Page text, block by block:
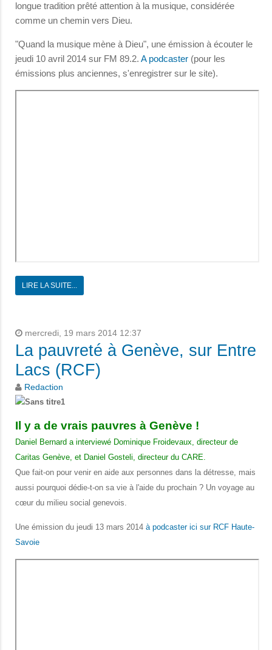
longue tradition prêté attention à la musique, considérée
comme un chemin vers Dieu.
"Quand la musique mène à Dieu", une émission à écouter le
jeudi 10 avril 2014 sur FM 89.2. A podcaster (pour les
émissions plus anciennes, s'enregistrer sur le site).
LIRE LA SUITE...
mercredi, 19 mars 2014 12:37
La pauvreté à Genève, sur Entre
Lacs (RCF)
Redaction
Il y a de vrais pauvres à Genève !
Daniel Bernard a interviewé Dominique Froidevaux, directeur de
Caritas Genève, et Daniel Gosteli, directeur du CARE.
Que fait-on pour venir en aide aux personnes dans la détresse, mais
aussi pourquoi dédie-t-on sa vie à l'aide du prochain ? Un voyage au
cœur du milieu social genevois.
Une émission du jeudi 13 mars 2014 à podcaster ici sur RCF Haute-
Savoie